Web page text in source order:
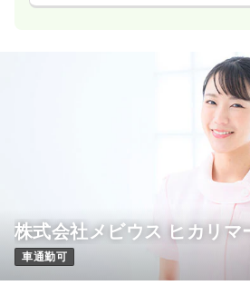
株式会社メビウス ヒカリマ
車通勤可